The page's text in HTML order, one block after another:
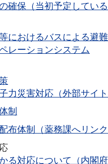
確保（当初予定してい
におけるバスによる避
レーションシステム
力災害対応（外部サイト
制
布体制（薬務課へリンク
る対応について（内閣府